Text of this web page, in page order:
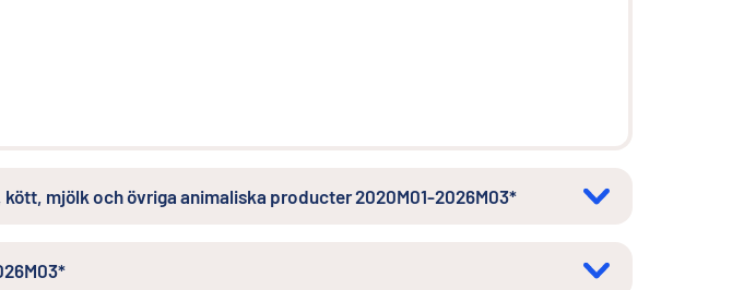
mjölk och övriga animaliska producter 2020M01-2026M03*